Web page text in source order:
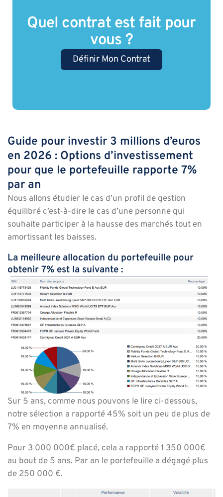
Quel contrat est fait pour
vous ?
Définir Mon Contrat
Guide pour investir 3 millions d’euros
en 2026 : Options d’investissement
pour que le portefeuille rapporte 7%
par an
Nous allons étudier le cas d’un profil de gestion
équilibré c’est-à-dire le cas d’une personne qui
souhaite participer à la hausse des marchés tout en
amortissant les baisses.
La meilleure allocation du portefeuille pour
obtenir 7% est la suivante :
Sur 5 ans, comme nous pouvons le lire ci-dessous,
notre sélection a rapporté 45% soit un peu de plus de
7% en moyenne annualisé.
Pour 3 000 000€ placé, cela a rapporté 1 350 000€
au bout de 5 ans. Par an le portefeuille a dégagé plus
de 250 000 €.